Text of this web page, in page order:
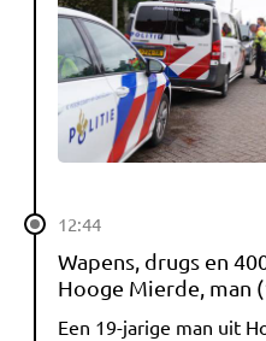
12:44
Wapens, drugs en
Hooge Mierde, man
Een 19-jarige man uit